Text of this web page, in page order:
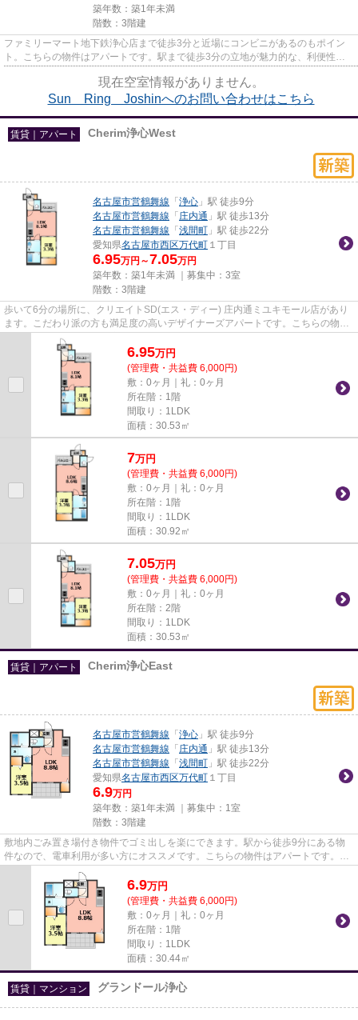
築年数：築1年未満
階数：3階建
ファミリーマート地下鉄浄心店まで徒歩3分と近場にコンビニがあるのもポイン
ト。こちらの物件はアパートです。駅まで徒歩3分の立地が魅力的な、利便性の
現在空室情報がありません。
Sun Ring Joshinへのお問い合わせはこちら
賃貸｜アパート Cherim浄心West
名古屋市営鶴舞線 「 浄心 」駅 徒歩9分
名古屋市営鶴舞線 「 庄内通 」駅 徒歩13分
名古屋市営鶴舞線 「 浅間町 」駅 徒歩22分
愛知県名古屋市西区万代町 １丁目
6.95万円～7.05万円
築年数：築1年未満 ｜募集中： 3室
階数：3階建
歩いて6分の場所に、クリエイトSD(エス・ディー) 庄内通ミユキモール店があり
ます。こだわり派の方も満足度の高いデザイナーズアパートです。こちらの物件
はアパートです。ぜひ一度見...
6.95万円
(管理費・共益費 6,000円)
敷：0ヶ月｜礼：0ヶ月
所在階：1階
間取り：1LDK
面積：30.53㎡
7万円
(管理費・共益費 6,000円)
敷：0ヶ月｜礼：0ヶ月
所在階：1階
間取り：1LDK
面積：30.92㎡
7.05万円
(管理費・共益費 6,000円)
敷：0ヶ月｜礼：0ヶ月
所在階：2階
間取り：1LDK
面積：30.53㎡
賃貸｜アパート Cherim浄心East
名古屋市営鶴舞線 「 浄心 」駅 徒歩9分
名古屋市営鶴舞線 「 庄内通 」駅 徒歩13分
名古屋市営鶴舞線 「 浅間町 」駅 徒歩22分
愛知県名古屋市西区万代町 １丁目
6.9万円
築年数：築1年未満 ｜募集中： 1室
階数：3階建
敷地内ごみ置き場付き物件でゴミ出しを楽にできます。駅から徒歩9分にある物
件なので、電車利用が多い方にオススメです。こちらの物件はアパートです。当
社イチオシの物件の「Cherim浄...
6.9万円
(管理費・共益費 6,000円)
敷：0ヶ月｜礼：0ヶ月
所在階：1階
間取り：1LDK
面積：30.44㎡
賃貸｜マンション グランドール浄心